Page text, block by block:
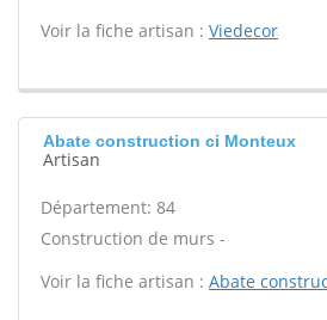
Voir la fiche artisan : Viedecor
Abate construction ci Monteux
Artisan
Département: 84
Construction de murs -
Voir la fiche artisan : Abate